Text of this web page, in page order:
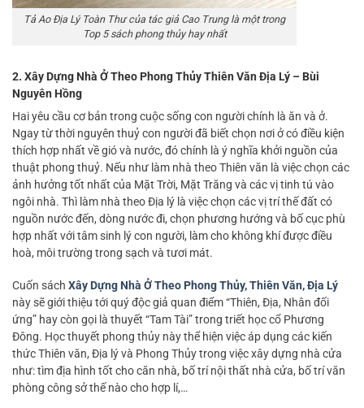
Tả Ao Địa Lý Toàn Thư của tác giả Cao Trung là một trong
Top 5 sách phong thủy hay nhất
2. Xây Dựng Nhà Ở Theo Phong Thủy Thiên Văn Địa Lý – Bùi
Nguyên Hồng
Hai yêu cầu cơ bản trong cuộc sống con người chính là ăn và ở.
Ngay từ thời nguyên thuỷ con người đã biết chọn nơi ở có điều kiện
thích hợp nhất về gió và nước, đó chính là ý nghĩa khởi nguồn của
thuật phong thuỷ. Nếu như làm nhà theo Thiên văn là việc chọn các
ảnh hưởng tốt nhất của Mặt Trời, Mặt Trăng và các vị tinh tú vào
ngôi nhà. Thì làm nhà theo Địa lý là việc chọn các vị trí thế đất có
nguồn nước đến, dòng nước đi, chọn phương hướng và bố cục phù
hợp nhất với tâm sinh lý con người, làm cho không khí được điều
hoà, môi trường trong sạch và tươi mát.
Cuốn sách Xây Dựng Nhà Ở Theo Phong Thủy, Thiên Văn, Địa Lý
này sẽ giới thiệu tới quý độc giả quan điểm “Thiên, Địa, Nhân đối
ứng” hay còn gọi là thuyết “Tam Tài” trong triết học cổ Phương
Đông. Học thuyết phong thủy này thể hiện việc áp dụng các kiến
thức Thiên văn, Địa lý và Phong Thủy trong việc xây dựng nhà cửa
như: tìm địa hình tốt cho căn nhà, bố trí nội thất nhà cửa, bố trí văn
phòng công sở thế nào cho hợp lí,…